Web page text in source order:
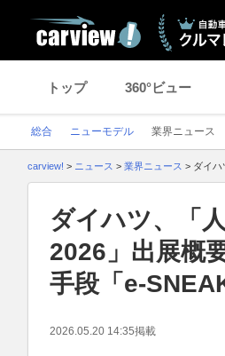
トップ 360°ビュー
総合 ニューモデル 業界ニュース
carview! > ニュース > 業界ニュース > ダイ
ダイハツ、「
2026」出展概
手段「e-
2026.05.20 14:35掲載